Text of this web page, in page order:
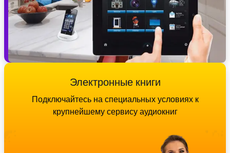
Электронные книги
Подключайтесь на специальных условиях к
крупнейшему сервису аудиокниг